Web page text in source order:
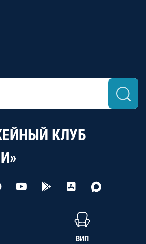
КЛУБ
ВИП